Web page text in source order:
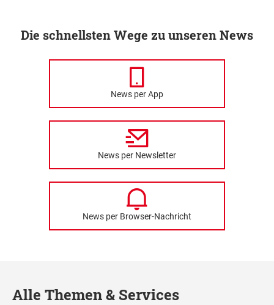
Die schnellsten Wege zu unseren News
News per App
News per Newsletter
News per Browser-Nachricht
Alle Themen & Services